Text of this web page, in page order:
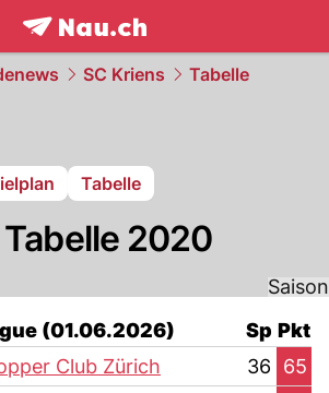
frontpage.NAU.ch
SC Kriens Tabelle
Tabelle
2020
Saison
(01.06.2026)
Sp Pkt
Club Zürich 36
65